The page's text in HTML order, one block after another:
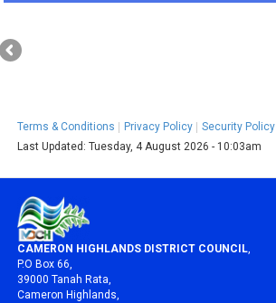
Terms & Conditions Privacy Policy Security Policy
Last Updated:Tuesday, 4 August 2026 - 10:03am
CAMERON HIGHLANDS DISTRICT COUNCIL
P.O Box 66,
39000 Tanah Rata,
Cameron Highlands,